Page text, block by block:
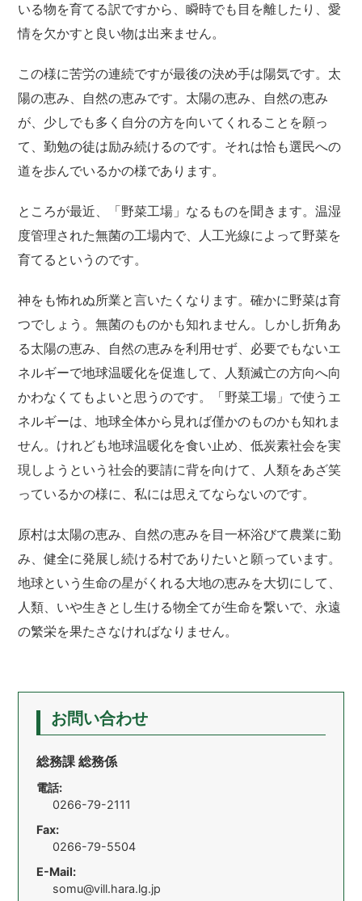
いる物を育てる訳ですから、瞬時でも目を離したり、愛
情を欠かすと良い物は出来ません。
この様に苦労の連続ですが最後の決め手は陽気です。太
陽の恵み、自然の恵みです。太陽の恵み、自然の恵み
が、少しでも多く自分の方を向いてくれることを願っ
て、勤勉の徒は励み続けるのです。それは恰も選民への
道を歩んでいるかの様であります。
ところが最近、「野菜工場」なるものを聞きます。温湿
度管理された無菌の工場内で、人工光線によって野菜を
育てるというのです。
神をも怖れぬ所業と言いたくなります。確かに野菜は育
つでしょう。無菌のものかも知れません。しかし折角あ
る太陽の恵み、自然の恵みを利用せず、必要でもないエ
ネルギーで地球温暖化を促進して、人類滅亡の方向へ向
かわなくてもよいと思うのです。「野菜工場」で使うエ
ネルギーは、地球全体から見れば僅かのものかも知れま
せん。けれども地球温暖化を食い止め、低炭素社会を実
現しようという社会的要請に背を向けて、人類をあざ笑
っているかの様に、私には思えてならないのです。
原村は太陽の恵み、自然の恵みを目一杯浴びて農業に勤
み、健全に発展し続ける村でありたいと願っています。
地球という生命の星がくれる大地の恵みを大切にして、
人類、いや生きとし生ける物全てが生命を繋いで、永遠
の繁栄を果たさなければなりません。
お問い合わせ
総務課 総務係
電話:
0266-79-2111
Fax:
0266-79-5504
E-Mail:
somu@vill.hara.lg.jp